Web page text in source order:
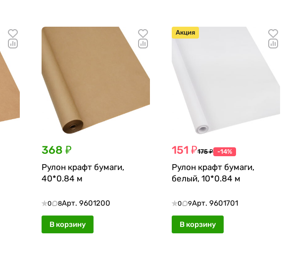
368 ₽
Рулон крафт бумаги,
40*0.84 м
0 8Арт. 9601200
В корзину
Акция
151 ₽175 ₽ -14%
Рулон крафт бумаги,
белый, 10*0.84 м
0 9Арт. 9601701
В корзину